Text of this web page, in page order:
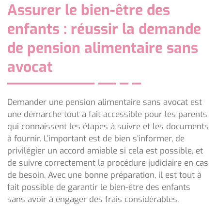
Assurer le bien-être des
enfants : réussir la demande
de pension alimentaire sans
avocat
Demander une pension alimentaire sans avocat est
une démarche tout à fait accessible pour les parents
qui connaissent les étapes à suivre et les documents
à fournir. L’important est de bien s’informer, de
privilégier un accord amiable si cela est possible, et
de suivre correctement la procédure judiciaire en cas
de besoin. Avec une bonne préparation, il est tout à
fait possible de garantir le bien-être des enfants
sans avoir à engager des frais considérables.